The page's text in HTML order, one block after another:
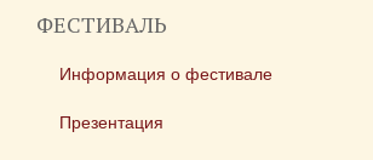
ФЕСТИВАЛЬ
Информация о фестивале
Презентация